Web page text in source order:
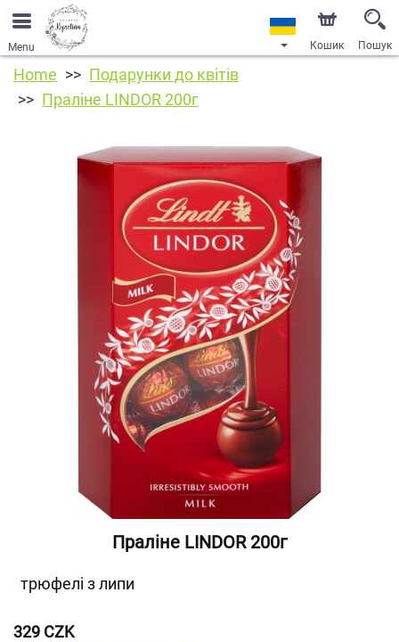
Menu Кошик Пошук
Home
Подарунки до квітів
Праліне LINDOR 200г
Праліне LINDOR 200г
трюфелі з липи
329 CZK